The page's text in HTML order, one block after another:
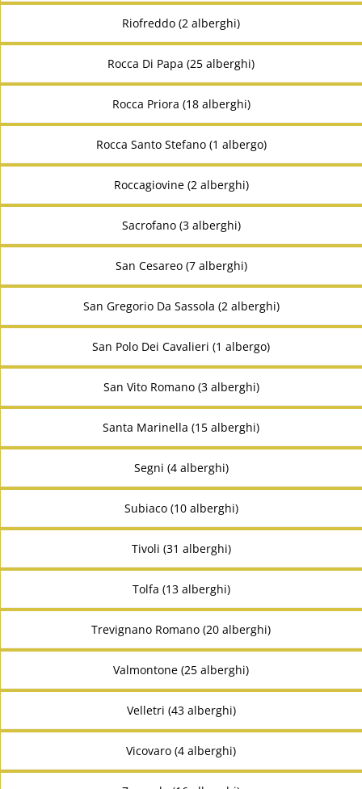
Riofreddo (2 alberghi)
Rocca Di Papa (25 alberghi)
Rocca Priora (18 alberghi)
Rocca Santo Stefano (1 albergo)
Roccagiovine (2 alberghi)
Sacrofano (3 alberghi)
San Cesareo (7 alberghi)
San Gregorio Da Sassola (2 alberghi)
San Polo Dei Cavalieri (1 albergo)
San Vito Romano (3 alberghi)
Santa Marinella (15 alberghi)
Segni (4 alberghi)
Subiaco (10 alberghi)
Tivoli (31 alberghi)
Tolfa (13 alberghi)
Trevignano Romano (20 alberghi)
Valmontone (25 alberghi)
Velletri (43 alberghi)
Vicovaro (4 alberghi)